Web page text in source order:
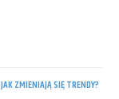
ZMIENIAJĄ SIĘ TRENDY?